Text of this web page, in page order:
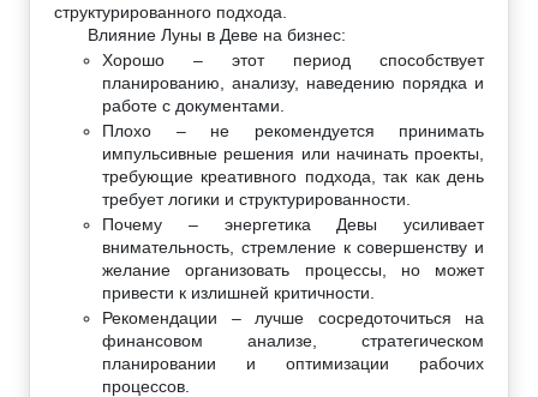
структурированного подхода.
Влияние Луны в Деве на бизнес:
Хорошо – этот период способствует
планированию, анализу, наведению порядка и
работе с документами.
Плохо – не рекомендуется принимать
импульсивные решения или начинать проекты,
требующие креативного подхода, так как день
требует логики и структурированности.
Почему – энергетика Девы усиливает
внимательность, стремление к совершенству и
желание организовать процессы, но может
привести к излишней критичности.
Рекомендации – лучше сосредоточиться на
финансовом анализе, стратегическом
планировании и оптимизации рабочих
процессов.